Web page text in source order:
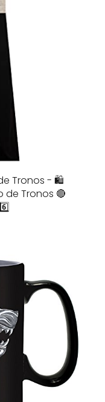
Tronos - 🛍️
de Tronos 🔴